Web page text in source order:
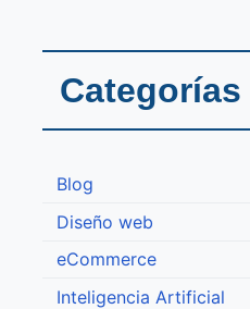
Categorías
Blog
Diseño web
eCommerce
Inteligencia Artificial